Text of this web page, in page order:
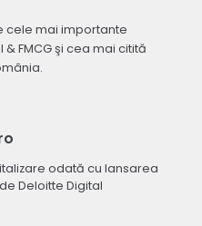
cele mai importante
FMCG şi cea mai citită
odată cu lansarea
Deloitte Digital